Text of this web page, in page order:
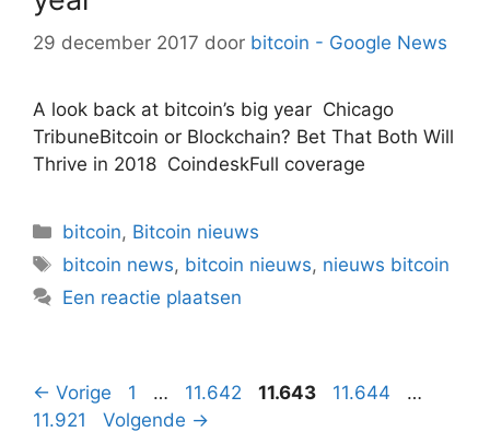
29 december 2017 door bitcoin - Google News
A look back at bitcoin’s big year Chicago
TribuneBitcoin or Blockchain? Bet That Both Will
Thrive in 2018 CoindeskFull coverage
Categorieën
bitcoin, Bitcoin nieuws
Tags
bitcoin news, bitcoin nieuws, nieuws bitcoin
Een reactie plaatsen
Berichtnavigatie
← Vorige Pagina
1 … Pagina
11.642 Pagina
11.643 Pagina
11.644 …
11.921
Volgende →